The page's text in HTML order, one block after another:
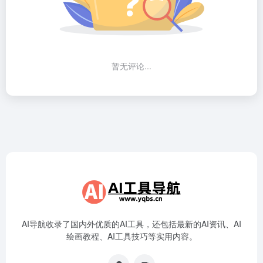
暂无评论...
AI导航收录了国内外优质的AI工具，还包括最新的AI资讯、AI
绘画教程、AI工具技巧等实用内容。